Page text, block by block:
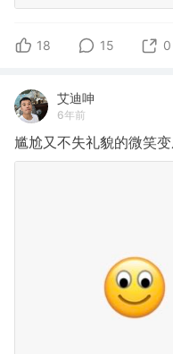
18 15 0
艾迪呻
6年前
尴尬又不失礼貌的微笑